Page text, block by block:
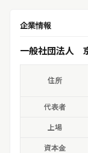
企業情報
一般社団法人
住所
代表者
上場
資本金